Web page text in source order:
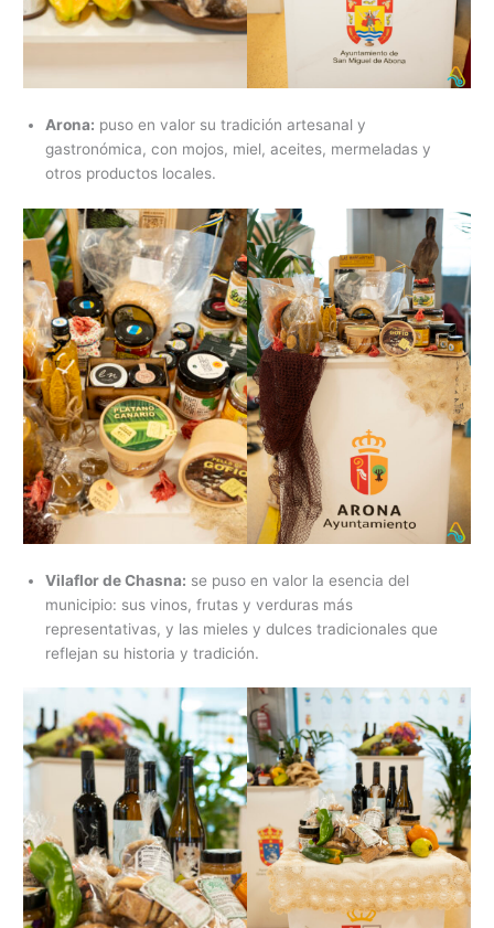
Arona: puso en valor su tradición artesanal y
gastronómica, con mojos, miel, aceites, mermeladas y
otros productos locales.
Vilaflor de Chasna: se puso en valor la esencia del
municipio: sus vinos, frutas y verduras más
representativas, y las mieles y dulces tradicionales que
reflejan su historia y tradición.